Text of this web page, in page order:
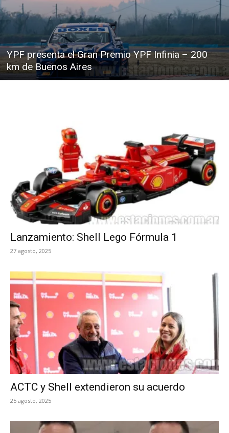
YPF presenta el Gran Premio YPF Infinia – 200
km de Buenos Aires
Lanzamiento: Shell Lego Fórmula 1
27 agosto, 2025
ACTC y Shell extendieron su acuerdo
25 agosto, 2025